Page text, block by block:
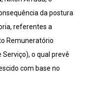
da postura
referentes a
Remuneratório
o qual prevê
com base no